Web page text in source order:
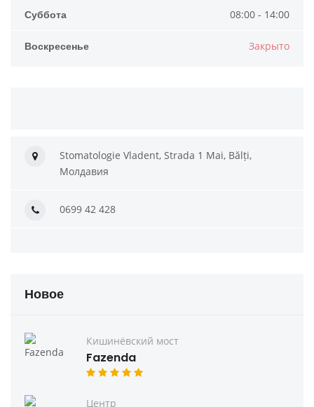
Суббота 08:00 - 14:00
Воскресенье Закрыто
Stomatologie Vladent, Strada 1 Mai, Bălți,
Молдавия
0699 42 428
Новое
Кишинёвский мост
Fazenda
Центр